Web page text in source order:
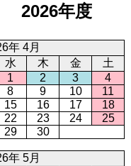
2026年度
年 4月
水 木 金
土
1
2 3
4
8 9 10
11
15 16 17
18
22 23 24
25
29 30
年 5月